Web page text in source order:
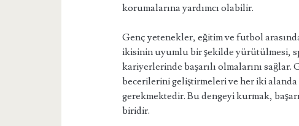
korumalarına yardımcı olabilir.
Genç yetenekler, eğitim ve futbol
ikisinin uyumlu bir şekilde yürütülmesi,
kariyerlerinde başarılı olmalarını
becerilerini geliştirmeleri ve her iki
gerekmektedir. Bu dengeyi kurmak,
biridir.